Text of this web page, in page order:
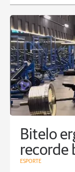
Bitelo
recorde
ESPORTE